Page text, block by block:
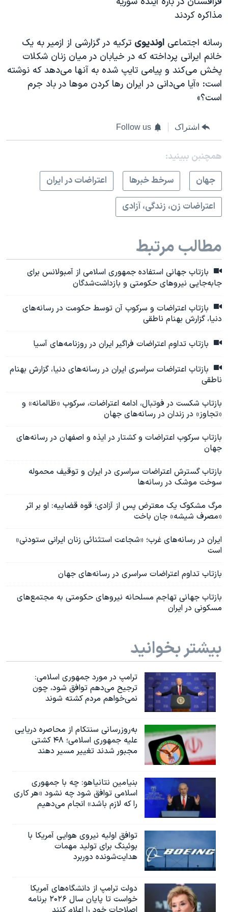
مذاکره کردند
رسانه اجتماعی اوندیوی ترکیه در گزارشی از ازمیر به یک
خانم ایرانی پرداخته که در خیابان در میان زنان شکلات
پخش می‌کند و پیامی تایپ شده به آنها می‌دهد که نوشته
است: «آیا می‌دانی در ایران رها کردن موها در باد جرم
است؟»
اشتراک Follow us
همچنبن ببینید:
جهان
سرخط خبرها
اعتراضات در ایران
اعتراضات زن، زندگی، آزادی
مطالب مرتبط
بازتاب جهانی استفاده جمهوری اسلامی از آمبولانس برای
جابه‌جایی نیروهای حکومتی و بازداشت‌شدگان
بازتاب اعتراضات و سرکوب آن توسط حکومت در رسانه‌های
دنیا، گزارش بهنام ناطقی
بازتاب تداوم اعتراضات فراگیر ایران در روزنامه‌های آسیا
بازتاب اعتراضات سراسری ایران در رسانه‌های دنیا، گزارش بهنام
ناطقی
بازتاب شکست در فوتبال، ادامه اعتراضات، سرکوب «ظالمانه» و
«تجاوز» در زندان در رسانه‌های جهان
بازتاب سرکوب اعتراضات و کشتار در ایذه و اصفهان در رسانه‌های
جهان
بازتاب گسترش اعتراضات سراسری در ایران و توقیف محموله
سوخت موشک در رسانه‌ها
مرگ مشکوک یک معترض پس از آزادی؛ قوه قضاییه: او بر اثر
«مصرف شیشه» جان باخت
ایران در رسانه‌های غرب؛ «شجاعت استثنائی زنان ایرانی ستودنی»
است
بازتاب تداوم اعتراضات سراسری در رسانه‌های جهان
بازتاب جهانی تهاجم مسلحانه نیروهای حکومتی به مجتمع‌های
مسکونی در ایران
بیشتر بخوانید
ترامپ در مورد جمهوری اسلامی:
ترجیح می‌دهم توافق شود، چون
نمی‌خواهم مردم کشته شوند
به‌روزرسانی سنتکام از محاصره دریایی
علیه جمهوری اسلامی؛ ۴۸ کشتی
مجبور شدند تغییر مسیر دهند
بنیامین نتانیاهو: چه با جمهوری
اسلامی توافق شود چه نشود «هر کاری
را که لازم باشد» انجام می‌دهیم
توافق اولیه نیروی هوایی آمریکا با
بوئينگ برای تولید مهمات
هدایت‌شونده دوربرد
دولت ترامپ از دانشگاه‌های آمریکا
خواست تا پایان سال ۲۰۲۶ برنامه